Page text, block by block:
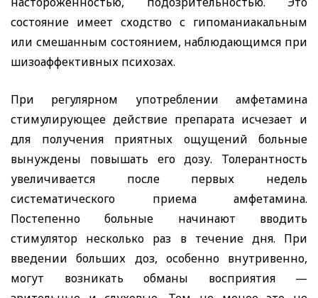
состояние имеет сходство с гипоманиакальным
или смешанным состоянием, наблюдающимся при
шизоаффективных психозах.
При регулярном употреблении амфетамина
стимулирующее действие препарата исчезает и
для получения приятных ощущений больные
вынуждены повышать его дозу. Толерантность
увеличивается после первых недель
систематического приема амфетамина.
Постепенно больные начинают вводить
стимулятор несколько раз в течение дня. При
введении больших доз, особенно внутривенно,
могут возникать обманы восприятия —